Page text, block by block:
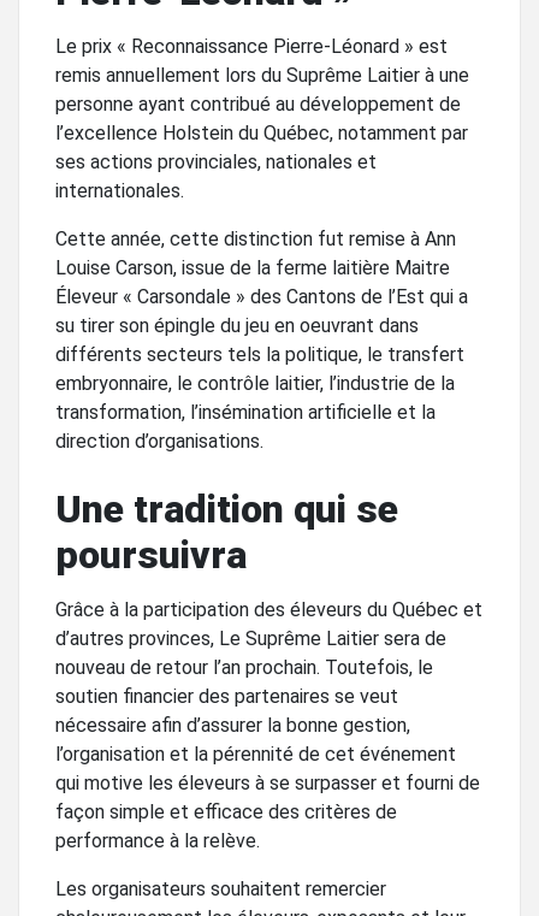
Le prix « Reconnaissance Pierre-Léonard » est
remis annuellement lors du Suprême Laitier à une
personne ayant contribué au développement de
l’excellence Holstein du Québec, notamment par
ses actions provinciales, nationales et
internationales.
Cette année, cette distinction fut remise à Ann
Louise Carson, issue de la ferme laitière Maitre
Éleveur « Carsondale » des Cantons de l’Est qui a
su tirer son épingle du jeu en oeuvrant dans
différents secteurs tels la politique, le transfert
embryonnaire, le contrôle laitier, l’industrie de la
transformation, l’insémination artificielle et la
direction d’organisations.
Une tradition qui se
poursuivra
Grâce à la participation des éleveurs du Québec et
d’autres provinces, Le Suprême Laitier sera de
nouveau de retour l’an prochain. Toutefois, le
soutien financier des partenaires se veut
nécessaire afin d’assurer la bonne gestion,
l’organisation et la pérennité de cet événement
qui motive les éleveurs à se surpasser et fourni de
façon simple et efficace des critères de
performance à la relève.
Les organisateurs souhaitent remercier